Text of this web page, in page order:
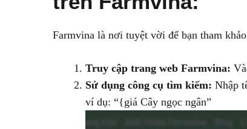
Farmvina là nơi tuyệt vời để bạn tham
Truy cập trang web Farmvina:
Sử dụng công cụ tìm kiếm: Nhập
ví dụ: “{giá Cây ngọc ngân”